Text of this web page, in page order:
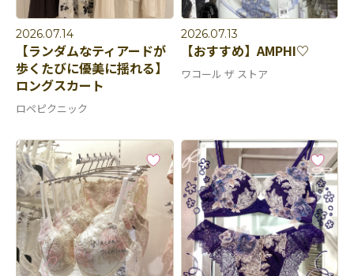
2026.07.14
【ランダムなティアードが
歩くたびに優美に揺れる】
ロングスカート
ロペピクニック
2026.07.13
【おすすめ】AMPHI♡
ワコール ザ ストア